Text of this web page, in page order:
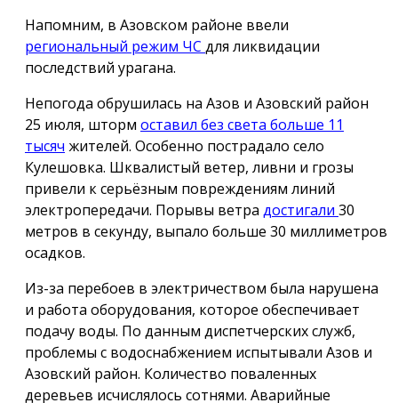
Напомним, в Азовском районе ввели
региональный режим ЧС для ликвидации
последствий урагана.
Непогода обрушилась на Азов и Азовский район
25 июля, шторм оставил без света больше 11
тысяч жителей. Особенно пострадало село
Кулешовка. Шквалистый ветер, ливни и грозы
привели к серьёзным повреждениям линий
электропередачи. Порывы ветра достигали 30
метров в секунду, выпало больше 30 миллиметров
осадков.
Из-за перебоев в электричеством была нарушена
и работа оборудования, которое обеспечивает
подачу воды. По данным диспетчерских служб,
проблемы с водоснабжением испытывали Азов и
Азовский район. Количество поваленных
деревьев исчислялось сотнями. Аварийные